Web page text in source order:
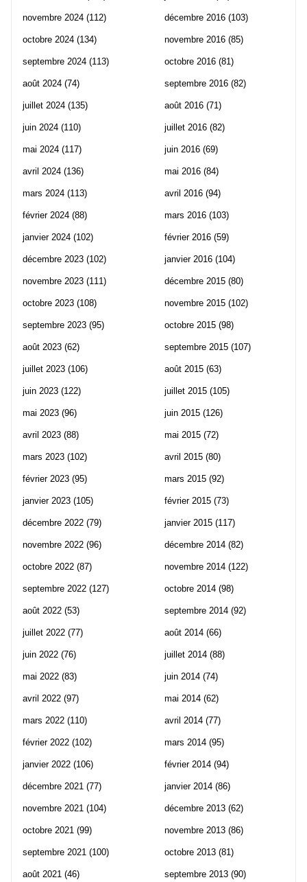
novembre 2024 (112)
octobre 2024 (134)
septembre 2024 (113)
août 2024 (74)
juillet 2024 (135)
juin 2024 (110)
mai 2024 (117)
avril 2024 (136)
mars 2024 (113)
février 2024 (88)
janvier 2024 (102)
décembre 2023 (102)
novembre 2023 (111)
octobre 2023 (108)
septembre 2023 (95)
août 2023 (62)
juillet 2023 (106)
juin 2023 (122)
mai 2023 (96)
avril 2023 (88)
mars 2023 (102)
février 2023 (95)
janvier 2023 (105)
décembre 2022 (79)
novembre 2022 (96)
octobre 2022 (87)
septembre 2022 (127)
août 2022 (53)
juillet 2022 (77)
juin 2022 (76)
mai 2022 (83)
avril 2022 (97)
mars 2022 (110)
février 2022 (102)
janvier 2022 (106)
décembre 2021 (77)
novembre 2021 (104)
octobre 2021 (99)
septembre 2021 (100)
août 2021 (46)
décembre 2016 (103)
novembre 2016 (85)
octobre 2016 (81)
septembre 2016 (82)
août 2016 (71)
juillet 2016 (82)
juin 2016 (69)
mai 2016 (84)
avril 2016 (94)
mars 2016 (103)
février 2016 (59)
janvier 2016 (104)
décembre 2015 (80)
novembre 2015 (102)
octobre 2015 (98)
septembre 2015 (107)
août 2015 (63)
juillet 2015 (105)
juin 2015 (126)
mai 2015 (72)
avril 2015 (80)
mars 2015 (92)
février 2015 (73)
janvier 2015 (117)
décembre 2014 (82)
novembre 2014 (122)
octobre 2014 (98)
septembre 2014 (92)
août 2014 (66)
juillet 2014 (88)
juin 2014 (74)
mai 2014 (62)
avril 2014 (77)
mars 2014 (95)
février 2014 (94)
janvier 2014 (86)
décembre 2013 (62)
novembre 2013 (86)
octobre 2013 (81)
septembre 2013 (90)